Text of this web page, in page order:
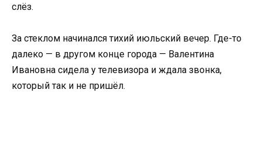
слёз.
За стеклом начинался тихий июльский вечер. Где-то
далеко — в другом конце города — Валентина
Ивановна сидела у телевизора и ждала звонка,
который так и не пришёл.